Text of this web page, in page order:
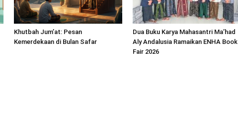
Khutbah Jum’at: Pesan
Kemerdekaan di Bulan Safar
Dua Buku Karya Mahasantri Ma’had
Aly Andalusia Ramaikan ENHA Book
Fair 2026